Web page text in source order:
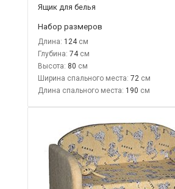
Ящик для белья
Набор размеров
Длина: 124
Глубина: 74
Высота: 80
Ширина спального места: 72
Длина спального места: 190